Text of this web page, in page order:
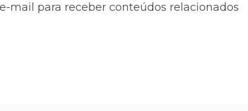
mail para receber conteúdos relacionados